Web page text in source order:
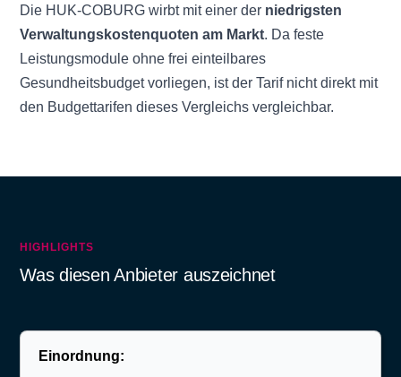
Die HUK-COBURG wirbt mit einer der niedrigsten
Verwaltungskostenquoten am Markt. Da feste
Leistungsmodule ohne frei einteilbares
Gesundheitsbudget vorliegen, ist der Tarif nicht direkt mit
den Budgettarifen dieses Vergleichs vergleichbar.
HIGHLIGHTS
Was diesen Anbieter auszeichnet
Einordnung: